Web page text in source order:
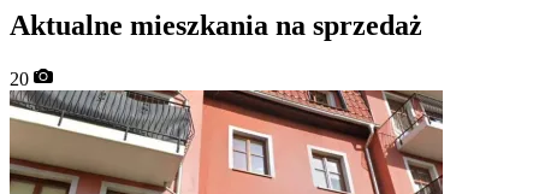
Aktualne mieszkania na sprzedaż
20